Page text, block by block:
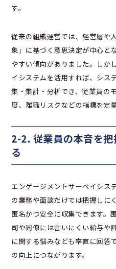
す。
従来の組織運営では、経営層や
象」に基づく意思決定が中心と
やすい傾向がありました。しか
イシステムを活用すれば、シス
集・集計・分析でき、従業員の
度、離職リスクなどの指標を定
2-2. 従業員の本音を
る
エンゲージメントサーベイシス
の業務や面談だけでは把握しに
匿名かつ安全に収集できます。
司や同僚には言いにくい給与や
に関する悩みなども率直に回答
の向上につながります。